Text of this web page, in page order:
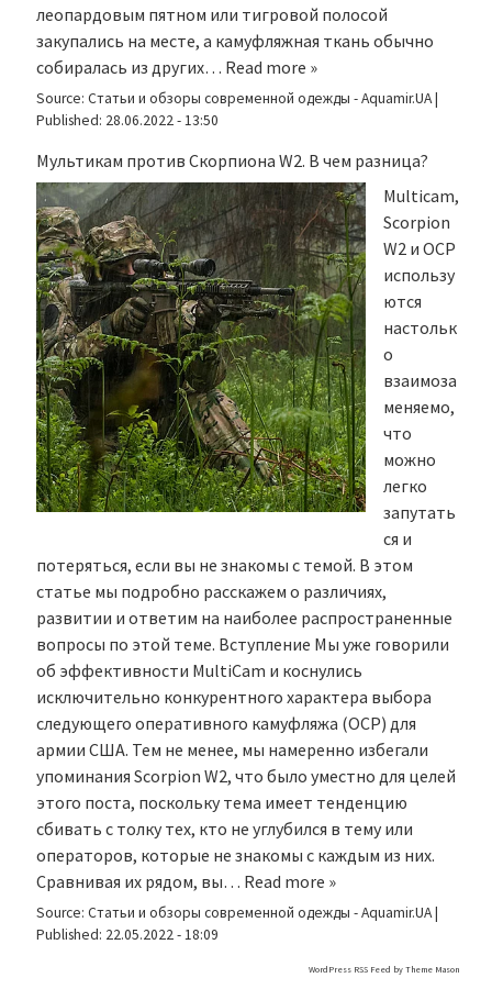
леопардовым пятном или тигровой полосой
закупались на месте, а камуфляжная ткань обычно
собиралась из других… Read more »
Source: Статьи и обзоры современной одежды - Aquamir.UA|
Published: 28.06.2022 - 13:50
Мультикам против Скорпиона W2. В чем разница?
Multicam,
Scorpion
W2 и OCP
использу
ются
настольк
о
взаимоза
меняемо,
что
можно
легко
запутать
ся и
потеряться, если вы не знакомы с темой. В этом
статье мы подробно расскажем о различиях,
развитии и ответим на наиболее распространенные
вопросы по этой теме. Вступление Мы уже говорили
об эффективности MultiCam и коснулись
исключительно конкурентного характера выбора
следующего оперативного камуфляжа (OCP) для
армии США. Тем не менее, мы намеренно избегали
упоминания Scorpion W2, что было уместно для целей
этого поста, поскольку тема имеет тенденцию
сбивать с толку тех, кто не углубился в тему или
операторов, которые не знакомы с каждым из них.
Сравнивая их рядом, вы… Read more »
Source: Статьи и обзоры современной одежды - Aquamir.UA|
Published: 22.05.2022 - 18:09
WordPress RSS Feed by Theme Mason